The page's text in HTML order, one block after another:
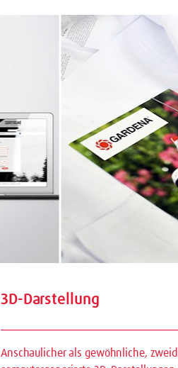
3D-Darstellung
Anschaulicher als gewöhnliche,